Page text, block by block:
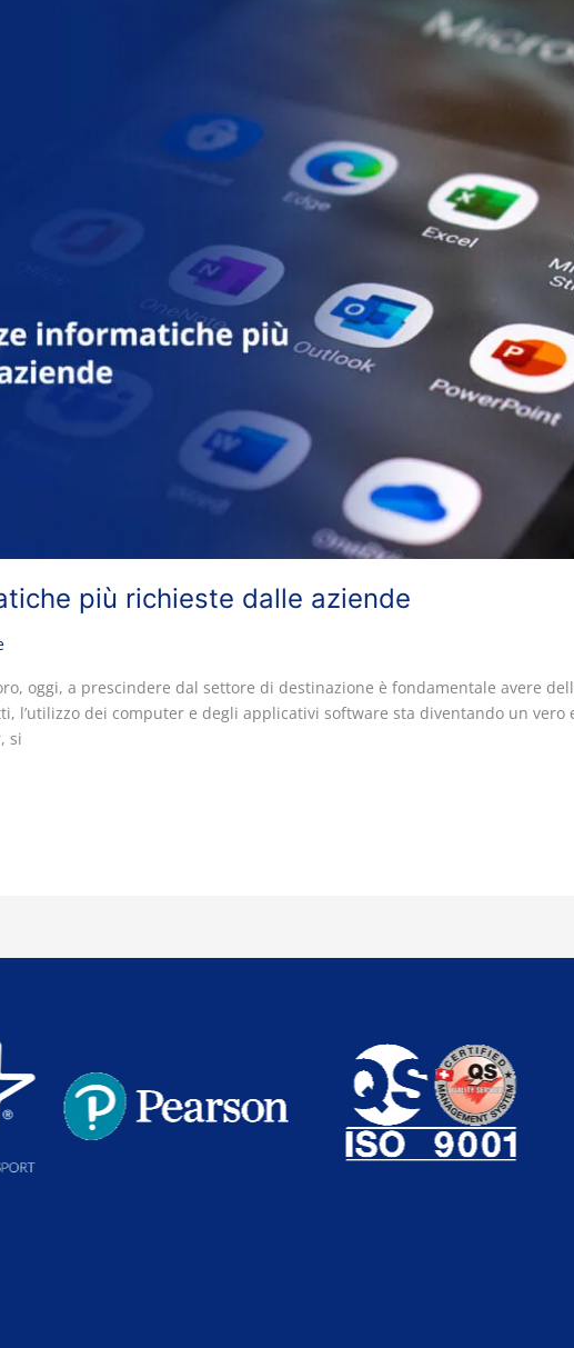
più richieste dalle aziende
oggi, a prescindere dal settore di destinazione è fondamentale avere
l’utilizzo dei computer e degli applicativi software sta diventando un
si